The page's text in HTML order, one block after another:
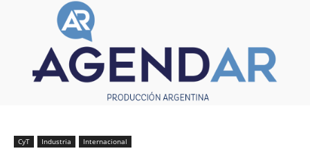
CyT Industria Internacional